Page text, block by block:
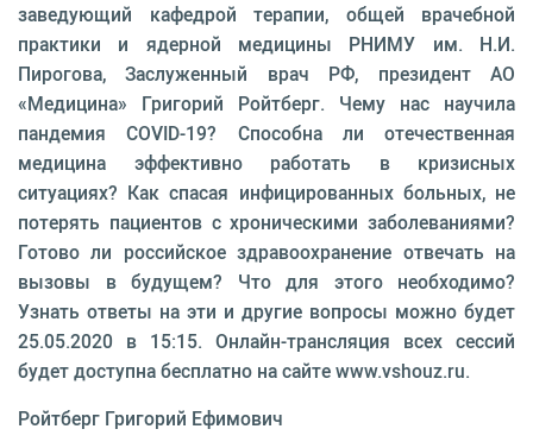
заведующий кафедрой терапии, общей врачебной
практики и ядерной медицины РНИМУ им. Н.И.
Пирогова, Заслуженный врач РФ, президент АО
«Медицина» Григорий Ройтберг. Чему нас научила
пандемия COVID-19? Способна ли отечественная
медицина эффективно работать в кризисных
ситуациях? Как спасая инфицированных больных, не
потерять пациентов с хроническими заболеваниями?
Готово ли российское здравоохранение отвечать на
вызовы в будущем? Что для этого необходимо?
Узнать ответы на эти и другие вопросы можно будет
25.05.2020 в 15:15. Онлайн-трансляция всех сессий
будет доступна бесплатно на сайте www.vshouz.ru.
Ройтберг Григорий Ефимович